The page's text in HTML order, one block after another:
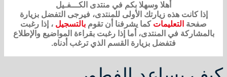
أهلا وسهلا بكم في منتدى الكـــفـيل
إذا كانت هذه زيارتك الأولى للمنتدى، فيرجى التفضل بزيارة
صفحة التعليمات كما يشرفنا أن تقوم بالتسجيل ، إذا رغبت
بالمشاركة في المنتدى، أما إذا رغبت بقراءة المواضيع والإطلاع
فتفضل بزيارة القسم الذي ترغب أدناه.